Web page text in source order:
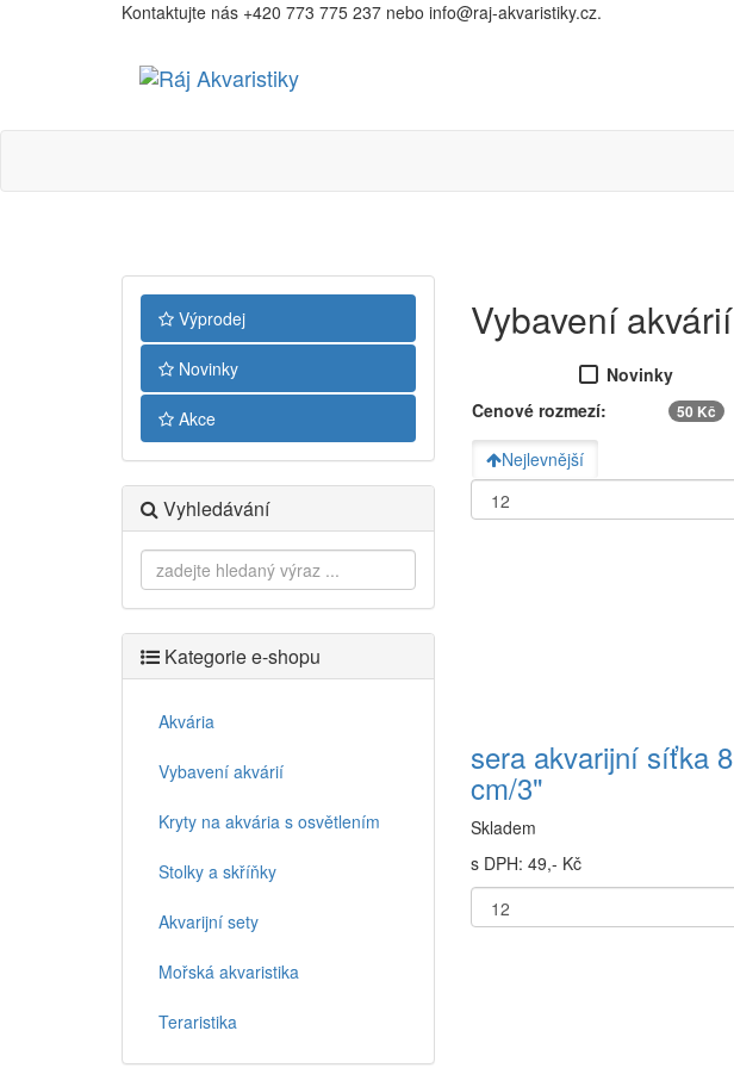
Kontaktujte nás +420 773 775 237 nebo info@raj-akvaristiky.cz.
Akvaristiky
Výprodej
Novinky
Akce
Vyhledávání
Kategorie e-shopu
Akvária
Vybavení akvárií
Kryty na akvária s osvětlením
Stolky a skříňky
Akvarijní sety
Mořská akvaristika
Teraristika
Vybavení akvárií
Novinky
Cenové rozmezí:
50 Kč
Nejlevnější
sera akvarijní síťka 8
cm/3"
Skladem
s DPH: 49,- Kč